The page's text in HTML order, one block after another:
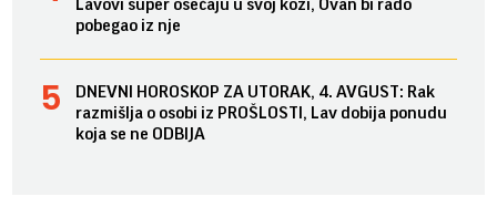
Lavovi super osećaju u svoj koži, Ovan bi rado
pobegao iz nje
DNEVNI HOROSKOP ZA UTORAK, 4. AVGUST: Rak
razmišlja o osobi iz PROŠLOSTI, Lav dobija ponudu
koja se ne ODBIJA